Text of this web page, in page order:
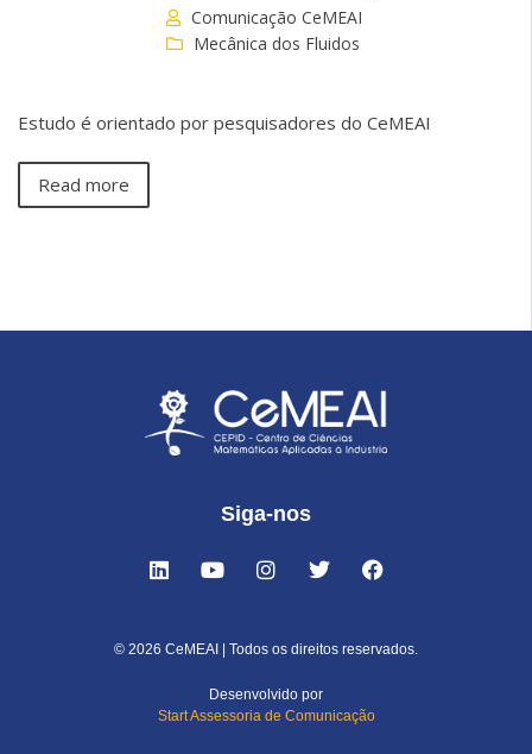
Comunicação CeMEAI
Mecânica dos Fluidos
Estudo é orientado por pesquisadores do CeMEAI
Read more
Siga-nos
© 2026 CeMEAI | Todos os direitos reservados.
Desenvolvido por
Start Assessoria de Comunicação